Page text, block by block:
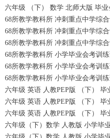
六年级 （下） 数学 北师大版 毕
68所教学教科所 冲刺重点中学综合
68所教学教科所 冲刺重点中学综合
68所教学教科所 冲刺重点中学综合
68所教学教科所 小学毕业会考训练
68所教学教科所 小学毕业会考训练
68所教学教科所 小学毕业会考训练
六年级 英语 人教PEP版 （下） 毕
六年级 英语 人教PEP版 （下） 毕
六年级 英语 人教PEP版 （下） 毕
六年级（下）数学 人教版 小学毕